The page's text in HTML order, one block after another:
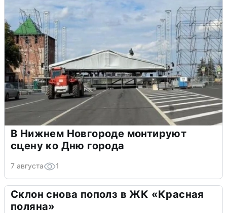
В Нижнем Новгороде монтируют
сцену ко Дню города
7 августа 1
Склон снова пополз в ЖК «Красная
поляна»